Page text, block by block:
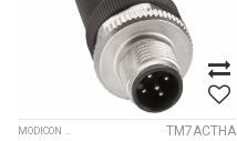
MODICON TM7 IP67 MODULARNI I/O SISTEM TM7ACTHA